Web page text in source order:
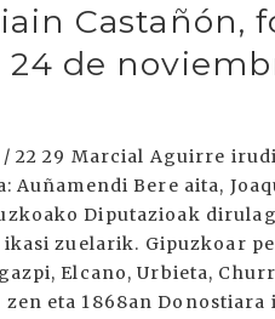
Castañón,
de
/ 22 29 Marcial Aguirre
Auñamendi Bere aita,
Diputazioak
zuelarik. Gipuzkoar
Elcano, Urbieta,
eta 1868an